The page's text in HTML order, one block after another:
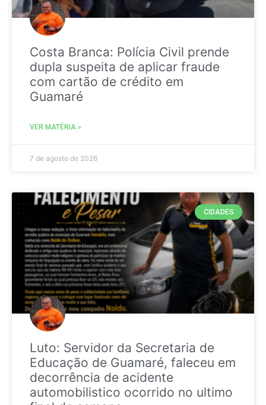
Costa Branca: Polícia Civil prende
dupla suspeita de aplicar fraude
com cartão de crédito em
Guamaré
VER MATÉRIA »
7 de agosto de 2026
CIDADES
Luto: Servidor da Secretaria de
Educação de Guamaré, faleceu em
decorrência de acidente
automobilistico ocorrido no ultimo